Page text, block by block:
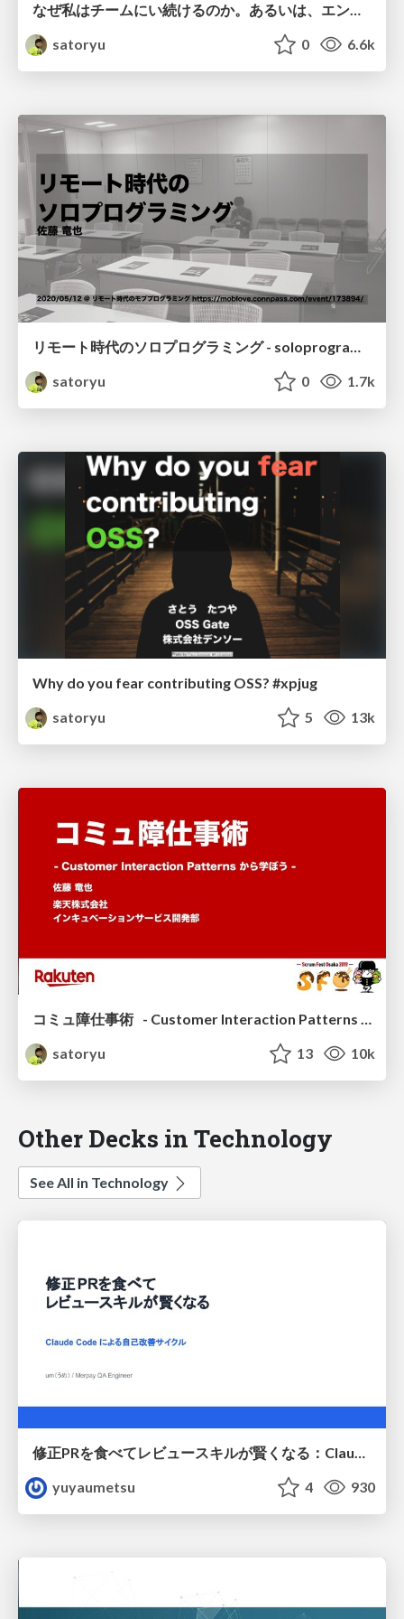
なぜ私はチームにい続けるのか。あるいは、エンジニアとしての成長のためのチームの活用について。 / Why I continue to be in the team #RSGT2021
satoryu
0 6.6k
satoryu
0 1.7k
Why do you fear contributing OSS? #xpjug
satoryu
5 13k
コミュ障仕事術 - Customer Interaction Patterns から学ぼう - / work hacks for people with communication difficulties
satoryu
13 10k
Other Decks in Technology
See All in Technology
yuyaumetsu
4 930